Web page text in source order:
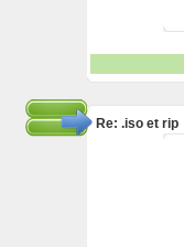
Re: .iso et rip